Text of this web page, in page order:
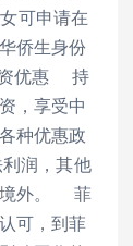
可申请在
侨生身份
资优惠 持
，享受中
种优惠政
润，其他
境外。 菲
可，到菲